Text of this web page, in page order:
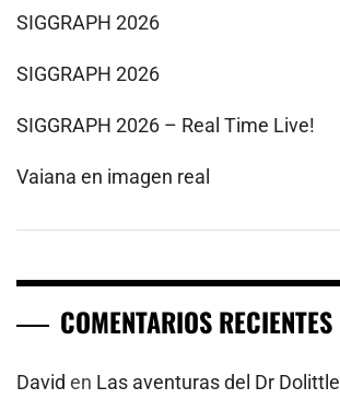
SIGGRAPH 2026
SIGGRAPH 2026
SIGGRAPH 2026 – Real Time Live!
Vaiana en imagen real
COMENTARIOS RECIENTES
David en Las aventuras del Dr Dolittle